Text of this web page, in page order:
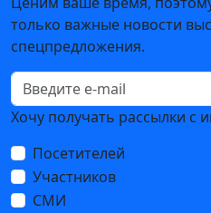
только важные новости
спецпредложения.
Хочу получать рассылки с
Посетителей
Участников
СМИ